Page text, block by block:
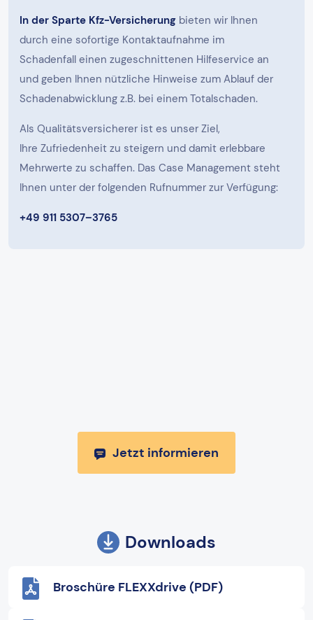
In der Sparte Kfz-Versicherung bieten wir Ihnen
durch eine sofortige Kontaktaufnahme im
Schadenfall einen zugeschnittenen Hilfeservice an
und geben Ihnen nützliche Hinweise zum Ablauf der
Schadenabwicklung z.B. bei einem Totalschaden.
Als Qualitätsversicherer ist es unser Ziel,
Ihre Zufriedenheit zu steigern und damit erlebbare
Mehrwerte zu schaffen. Das Case Management steht
Ihnen unter der folgenden Rufnummer zur Verfügung:
+49 911 5307–3765
Jetzt informieren
Downloads
Broschüre FLEXXdrive (PDF)